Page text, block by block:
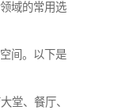
域的常用选
间。以下是
堂、餐厅、